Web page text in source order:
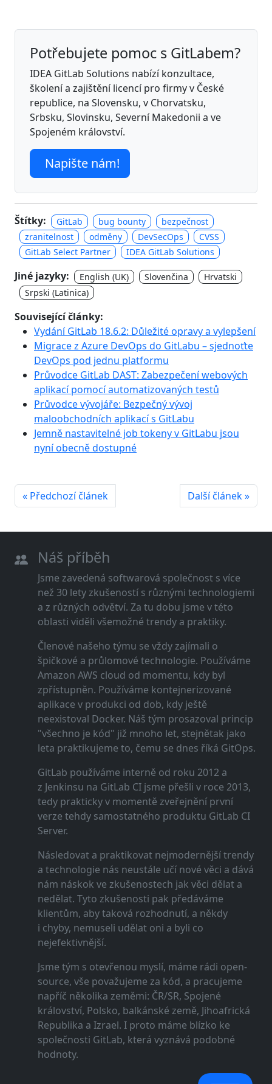
Potřebujete pomoc s GitLabem?
IDEA GitLab Solutions nabízí konzultace,
školení a zajištění licencí pro firmy v České
republice, na Slovensku, v Chorvatsku,
Srbsku, Slovinsku, Severní Makedonii a ve
Spojeném království.
Napište nám!
Štítky: GitLab bug bounty
bezpečnost
zranitelnost
odměny DevSecOps
CVSS
GitLab Select Partner
IDEA GitLab Solutions
Jiné jazyky: English (UK) Slovenčina
Hrvatski
Srpski (Latinica)
Související články:
Vydání GitLab 18.6.2: Důležité opravy a vylepšení
Migrace z Azure DevOps do GitLabu – sjednoťte
DevOps pod jednu platformu
Průvodce GitLab DAST: Zabezpečení webových
aplikací pomocí automatizovaných testů
Průvodce vývojáře: Bezpečný vývoj
maloobchodních aplikací s GitLabu
Jemně nastavitelné job tokeny v GitLabu jsou
nyní obecně dostupné
« Předchozí článek Další článek »
Náš příběh
Jsme zavedená softwarová společnost s více
než 30 lety zkušeností s různými technologiemi
a z různých odvětví. Za tu dobu jsme v této
oblasti viděli všemožné trendy a praktiky.
Členové našeho týmu se vždy zajímali o
špičkové a průlomové technologie. Používáme
Amazon AWS cloud od momentu, kdy byl
zpřístupněn. Používáme kontejnerizované
aplikace v produkci od dob, kdy ještě
neexistoval Docker. Náš tým prosazoval princip
"všechno je kód" již mnoho let, stejnětak jako
leta praktikujeme to, čemu se dnes říká GitOps.
GitLab používáme interně od roku 2012 a
z Jenkinsu na GitLab CI jsme přešli v roce 2013,
tedy prakticky v momentě zveřejnění první
verze tehdy samostatného produktu GitLab CI
Server.
Následovat a praktikovat nejmodernější trendy
a technologie nás neustále učí nové věci a dává
nám náskok ve zkušenostech jak věci dělat a
nedělat. Tyto zkušenosti pak předáváme
klientům, aby taková rozhodnutí, a někdy
i chyby, nemuseli udělat oni a byli co
nejefektivnější.
Jsme tým s otevřenou myslí, máme rádi open-
source, vše považujeme za kód, a pracujeme
napříč několika zeměmi: ČR/SR, Spojené
království, Polsko, balkánské země, Jihoafrická
Republika a Izrael. I proto máme blízko ke
společnosti GitLab, která vyznává podobné
hodnoty.